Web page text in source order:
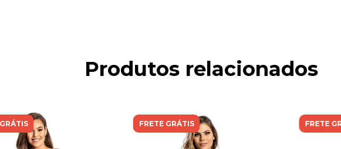
Produtos relacionados
FRETE GRÁTIS FRETE